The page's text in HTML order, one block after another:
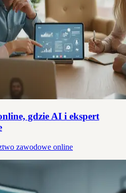
gdzie AI i ekspert
zawodowe online